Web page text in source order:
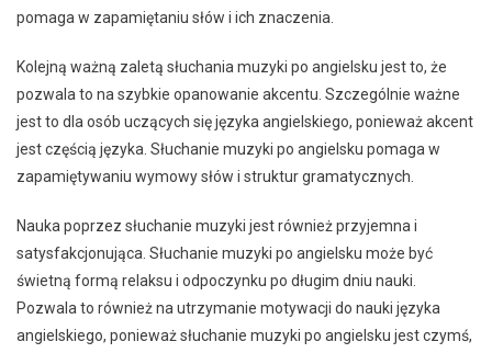
pomaga w zapamiętaniu słów i ich znaczenia.
Kolejną ważną zaletą słuchania muzyki po angielsku jest to, że
pozwala to na szybkie opanowanie akcentu. Szczególnie ważne
jest to dla osób uczących się języka angielskiego, ponieważ akcent
jest częścią języka. Słuchanie muzyki po angielsku pomaga w
zapamiętywaniu wymowy słów i struktur gramatycznych.
Nauka poprzez słuchanie muzyki jest również przyjemna i
satysfakcjonująca. Słuchanie muzyki po angielsku może być
świetną formą relaksu i odpoczynku po długim dniu nauki.
Pozwala to również na utrzymanie motywacji do nauki języka
angielskiego, ponieważ słuchanie muzyki po angielsku jest czymś,